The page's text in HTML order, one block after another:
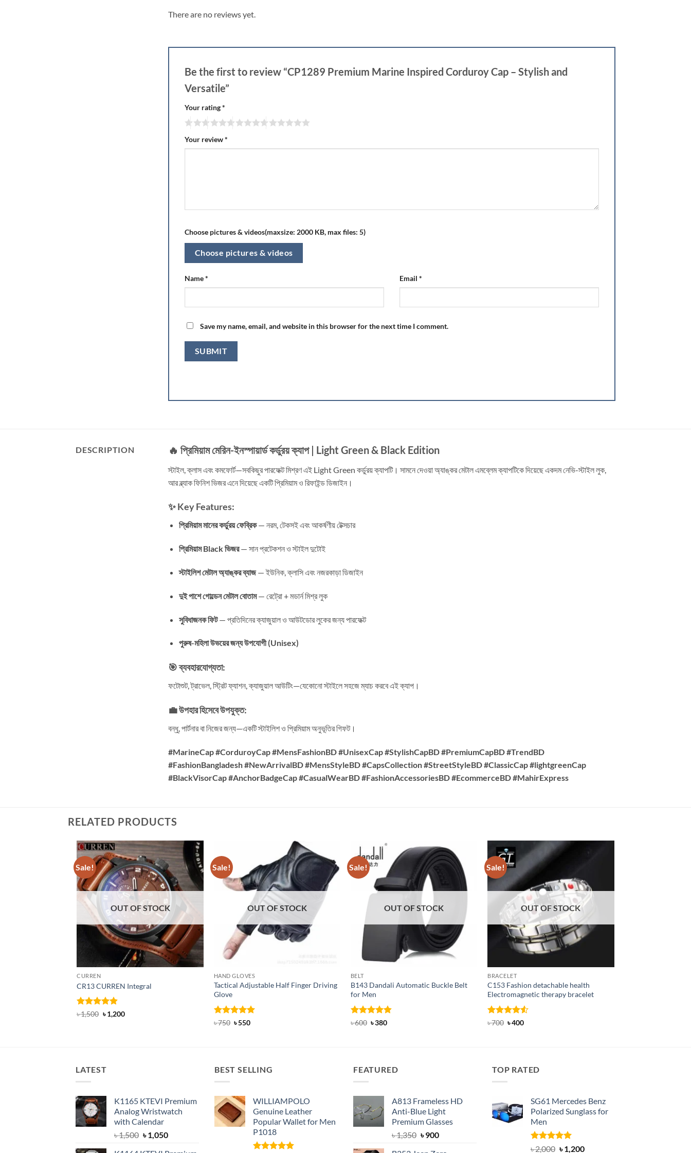
There are no reviews yet.
Be the first to review “CP1289 Premium Marine Inspired Corduroy Cap – Stylish and
Versatile”
Your rating*
Your review*
Choose pictures & videos(maxsize: 2000 KB, max files: 5)
Choose pictures & videos
Name* Email *
Save my name, email, and website in this browser for the next time I comment.
DESCRIPTION 🔥 প্রিমিয়াম মেরিন-ইনস্পায়ার্ড কর্ডুরয় ক্যাপ | Light Green & Black Edition
স্টাইল, ক্লাস এবং কমফোর্ট—সবকিছুর পারফেক্ট মিশ্রণ এই Light Green কর্ডুরয় ক্যাপটি। সামনে দেওয়া অ্যাঙ্কর মেটাল এমব্লেম ক্যাপটিকে দিয়েছে একদম নেভি-স্টাইল লুক,
আর ব্ল্যাক ফিনিশ ভিজর এনে দিয়েছে একটি প্রিমিয়াম ও রিফাইন্ড ডিজাইন।
✨ Key Features:
প্রিমিয়াম মানের কর্ডুরয় ফেব্রিক— নরম, টেকসই এবং আকর্ষণীয় টেক্সচার
প্রিমিয়াম Black ভিজর— সান প্রটেকশন ও স্টাইল দুটোই
স্টাইলিশ মেটাল অ্যাঙ্কর ব্যাজ— ইউনিক, ক্লাসি এবং নজরকাড়া ডিজাইন
দুই পাশে গোল্ডেন মেটাল বোতাম— রেট্রো + মডার্ন মিশ্র লুক
সুবিধাজনক ফিট— প্রতিদিনের ক্যাজুয়াল ও আউটডোর লুকের জন্য পারফেক্ট
পুরুষ-মহিলা উভয়ের জন্য উপযোগী (Unisex)
🎯 ব্যবহারযোগ্যতা:
ফটোশুট, ট্রাভেল, স্ট্রিট ফ্যাশন, ক্যাজুয়াল আউটিং—যেকোনো স্টাইলে সহজে ম্যাচ করবে এই ক্যাপ।
💼 উপহার হিসেবে উপযুক্ত:
বন্ধু, পার্টনার বা নিজের জন্য—একটি স্টাইলিশ ও প্রিমিয়াম অনুভূতির গিফট।
#MarineCap #CorduroyCap #MensFashionBD #UnisexCap #StylishCapBD #PremiumCapBD #TrendBD
#FashionBangladesh #NewArrivalBD #MensStyleBD #CapsCollection #StreetStyleBD #ClassicCap #lightgreenCap
#BlackVisorCap #AnchorBadgeCap #CasualWearBD #FashionAccessoriesBD #EcommerceBD #MahirExpress
RELATED PRODUCTS
Sale!
OUT OF STOCK
CURREN
CR13 CURREN Integral
Rated 4.85
৳1,500 Original
price
৳1,200Current
Sale!
OUT OF STOCK
HAND GLOVES
Tactical Adjustable Half Finger Driving
Glove
Rated5
৳750 Original
৳550Current
Sale!
OUT OF STOCK
BELT
B143 Dandali Automatic Buckle Belt
for Men
Rated4.8
৳600 Original
৳380Current
Sale!
OUT OF STOCK
BRACELET
C153 Fashion detachable health
Electromagnetic therapy bracelet
Rated4.5
৳700 Original
৳400Current
LATEST
K1165 KTEVI Premium
Analog Wristwatch
with Calendar
৳1,500 Original
৳1,050Current
BEST SELLING
WILLIAMPOLO
Genuine Leather
Popular Wallet for Men
P1018
FEATURED
A813 Frameless HD
Anti-Blue Light
Premium Glasses
৳1,350 Original
৳900Current
TOP RATED
SG61 Mercedes Benz
Polarized Sunglass for
Men
Rated5.00
৳2,000 Original
৳1,200Current